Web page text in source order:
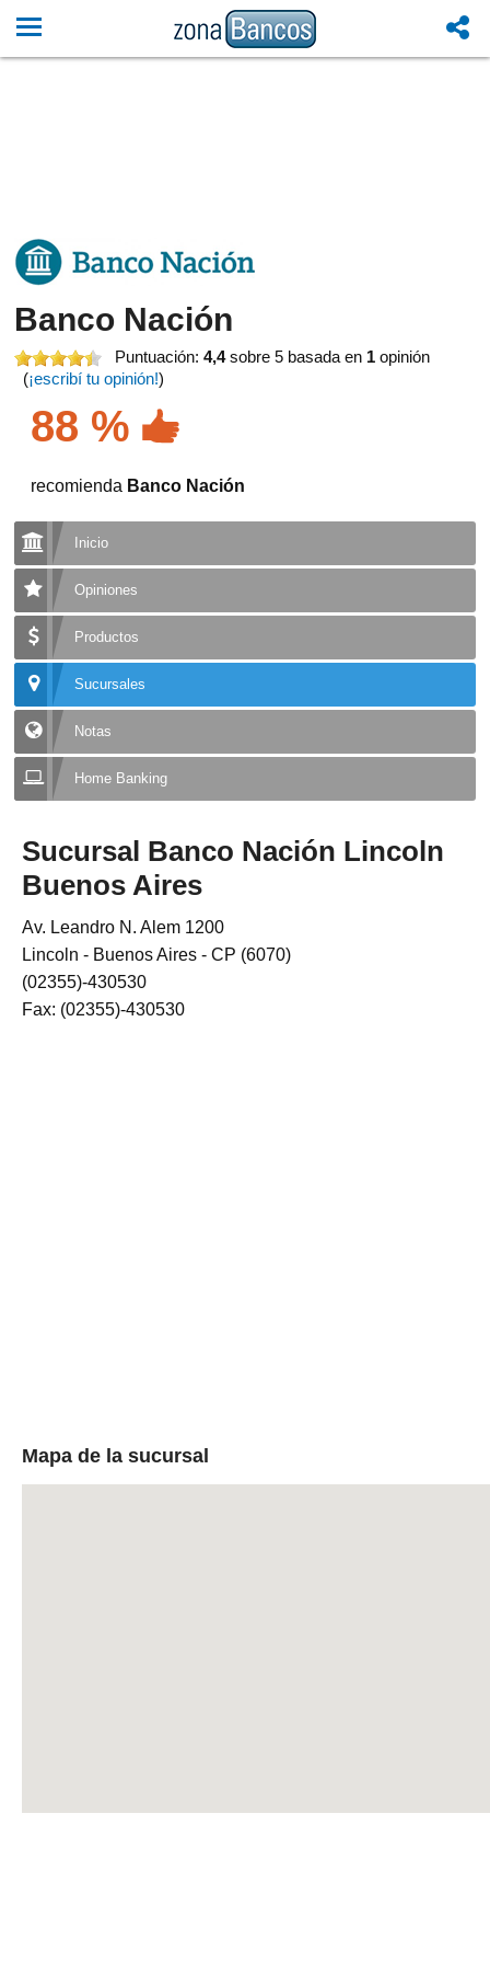
Banco Nación
Puntuación:4,4sobre 5 basada en 1 opinión
(¡escribí tu opinión!)
88 %
recomienda Banco Nación
Inicio
Opiniones
Productos
Sucursales
Notas
Home Banking
Sucursal Banco Nación Lincoln
Buenos Aires
Av. Leandro N. Alem 1200
Lincoln - Buenos Aires - CP (6070)
(02355)-430530
Fax: (02355)-430530
Mapa de la sucursal